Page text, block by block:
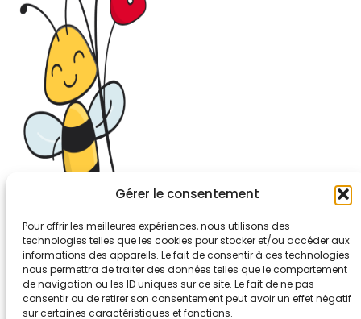
Gérer le consentement
Pour offrir les meilleures expériences, nous utilisons des
technologies telles que les cookies pour stocker et/ou accéder aux
informations des appareils. Le fait de consentir à ces technologies
nous permettra de traiter des données telles que le comportement
de navigation ou les ID uniques sur ce site. Le fait de ne pas
consentir ou de retirer son consentement peut avoir un effet négatif
sur certaines caractéristiques et fonctions.
26-30, rue de Bellevue
92700 COLOMBES
Tél. 01.56.83.88.30